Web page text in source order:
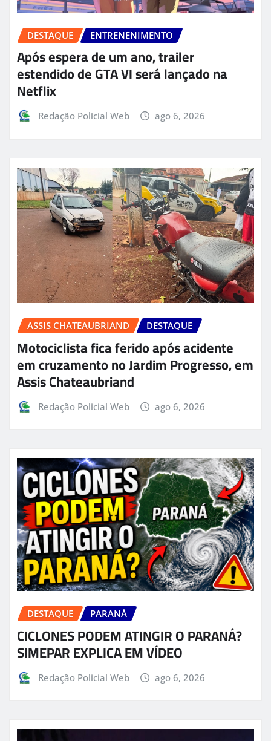
DESTAQUE ENTRENENIMENTO
Após espera de um ano, trailer
estendido de GTA VI será lançado na
Netflix
Redação Policial Web ago 6, 2026
ASSIS CHATEAUBRIAND DESTAQUE
Motociclista fica ferido após acidente
em cruzamento no Jardim Progresso, em
Assis Chateaubriand
Redação Policial Web ago 6, 2026
DESTAQUE PARANÁ
CICLONES PODEM ATINGIR O PARANÁ?
SIMEPAR EXPLICA EM VÍDEO
Redação Policial Web ago 6, 2026